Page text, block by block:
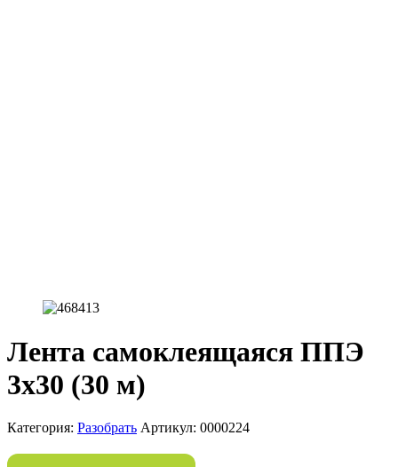
Лента самоклеящаяся ППЭ
3х30 (30 м)
Категория: Разобрать Артикул: 0000224